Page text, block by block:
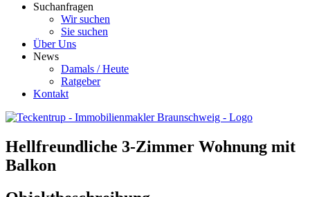
Suchanfragen
Wir suchen
Sie suchen
Über Uns
News
Damals / Heute
Ratgeber
Kontakt
Hellfreundliche 3-Zimmer Wohnung mit
Balkon